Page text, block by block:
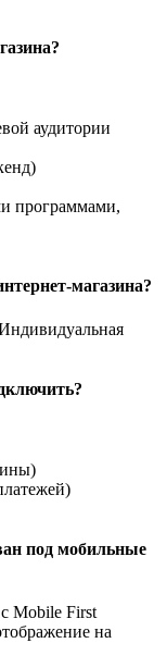
аудитории
программами,
магазина?
под мобильные
Mobile First
на